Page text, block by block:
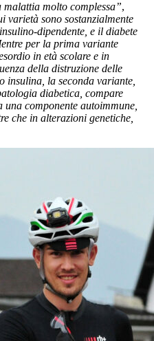
malattia molto complessa”,
varietà sono sostanzialmente
dipendente, e il diabete
per la prima variante
in età scolare e in
della distruzione delle
insulina, la seconda variante,
diabetica, compare
componente autoimmune,
che in alterazioni genetiche,